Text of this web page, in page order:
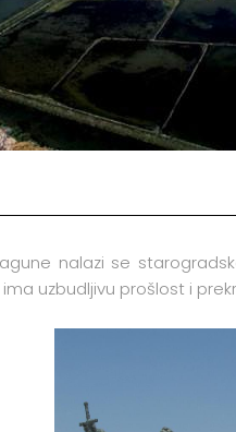
nalazi se
uzbudljivu prošlost i